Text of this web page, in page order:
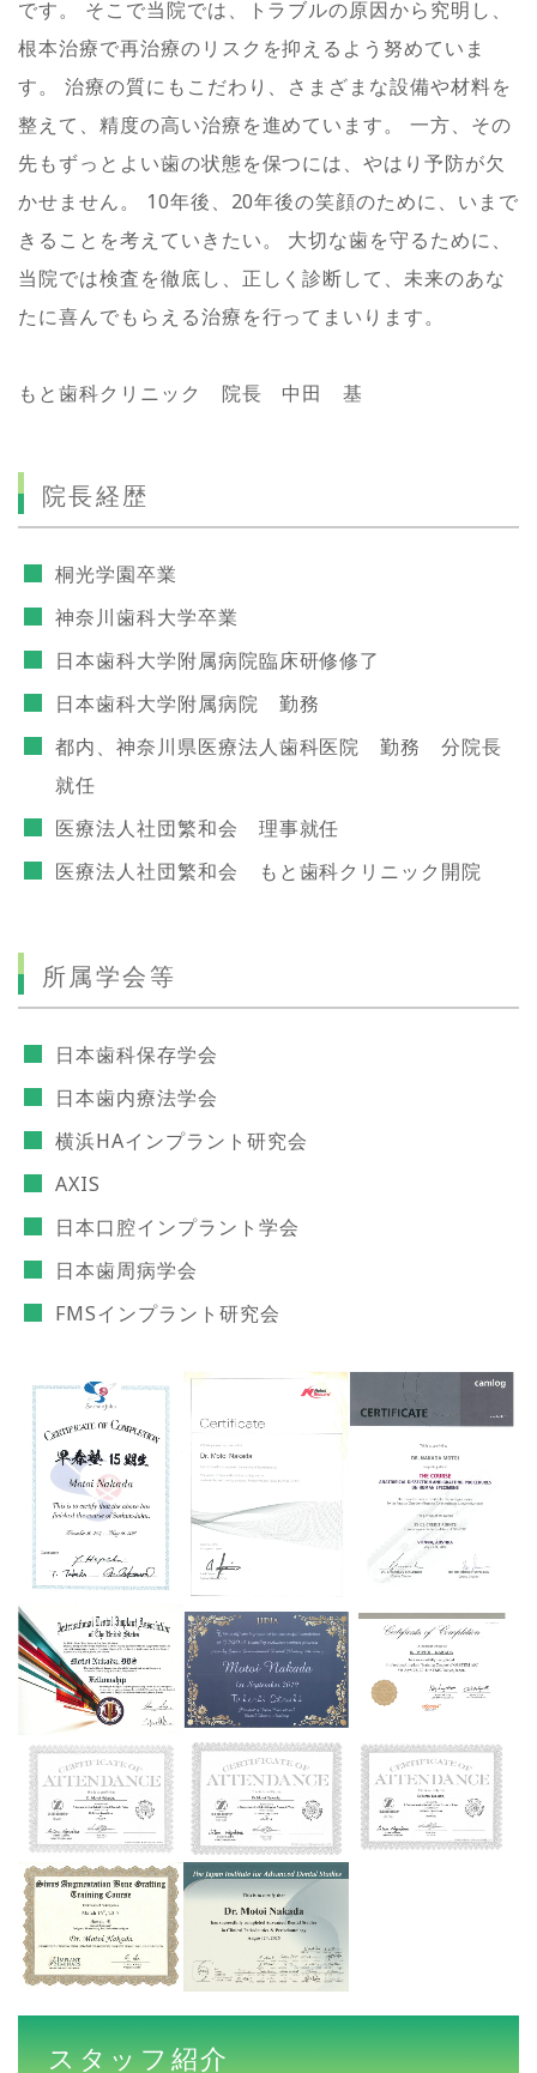
です。 そこで当院では、トラブルの原因から究明し、
根本治療で再治療のリスクを抑えるよう努めていま
す。 治療の質にもこだわり、さまざまな設備や材料を
整えて、精度の高い治療を進めています。 一方、その
先もずっとよい歯の状態を保つには、やはり予防が欠
かせません。 10年後、20年後の笑顔のために、いまで
きることを考えていきたい。 大切な歯を守るために、
当院では検査を徹底し、正しく診断して、未来のあな
たに喜んでもらえる治療を行ってまいります。
もと歯科クリニック 院長 中田 基
院長経歴
桐光学園卒業
神奈川歯科大学卒業
日本歯科大学附属病院臨床研修修了
日本歯科大学附属病院 勤務
都内、神奈川県医療法人歯科医院 勤務 分院長
就任
医療法人社団繁和会 理事就任
医療法人社団繁和会 もと歯科クリニック開院
所属学会等
日本歯科保存学会
日本歯内療法学会
横浜HAインプラント研究会
AXIS
日本口腔インプラント学会
日本歯周病学会
FMSインプラント研究会
スタッフ紹介